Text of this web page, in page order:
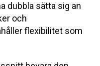
dubbla sätta sig an
och
flexibilitet som